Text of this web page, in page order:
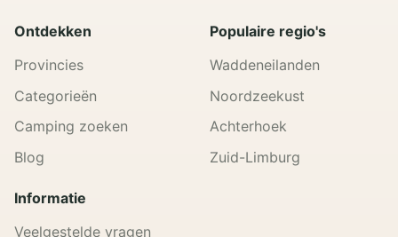
Ontdekken
Provincies
Categorieën
Camping zoeken
Blog
Populaire regio's
Waddeneilanden
Noordzeekust
Achterhoek
Zuid-Limburg
Informatie
Veelgestelde vragen